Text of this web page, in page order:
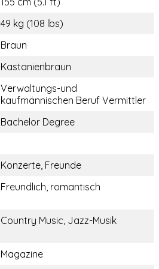
49 kg (108 lbs)
Braun
Kastanienbraun
Verwaltungs-und
kaufmännischen Beruf Vermittler
Bachelor Degree
Konzerte, Freunde
Freundlich, romantisch
Country Music, Jazz-Musik
Magazine